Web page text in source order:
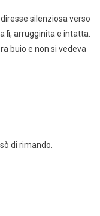
silenziosa verso
lì, arrugginita e intatta.
buio e non si vedeva
di rimando.